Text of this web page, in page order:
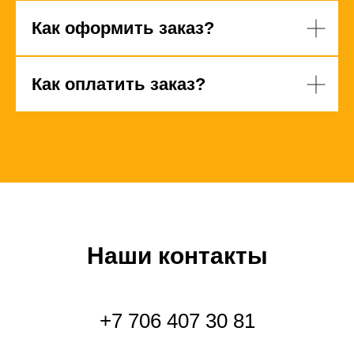
Как оформить заказ?
Как оплатить заказ?
Наши контакты
+7 706 407 30 81